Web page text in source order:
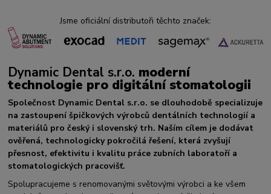
Jsme oficiální distributoři těchto značek:
Dynamic Dental s.r.o. moderní
technologie pro digitální stomatologii
Společnost Dynamic Dental s.r.o. se dlouhodobě specializuje
na zastoupení špičkových výrobců dentálních technologií a
materiálů pro český i slovenský trh. Naším cílem je dodávat
ověřená, technologicky pokročilá řešení, která zvyšují
přesnost, efektivitu i kvalitu práce zubních laboratoří a
stomatologických pracovišť.
Spolupracujeme s renomovanými světovými výrobci a ke všem